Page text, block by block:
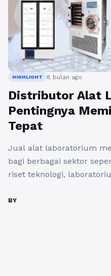
HIGHLIGHT 8 bulan ago
Distributor Alat
Pentingnya
Tepat
Jual alat laboratorium
bagi berbagai sektor
riset teknologi,
yang akurat, berkualitas,
BY